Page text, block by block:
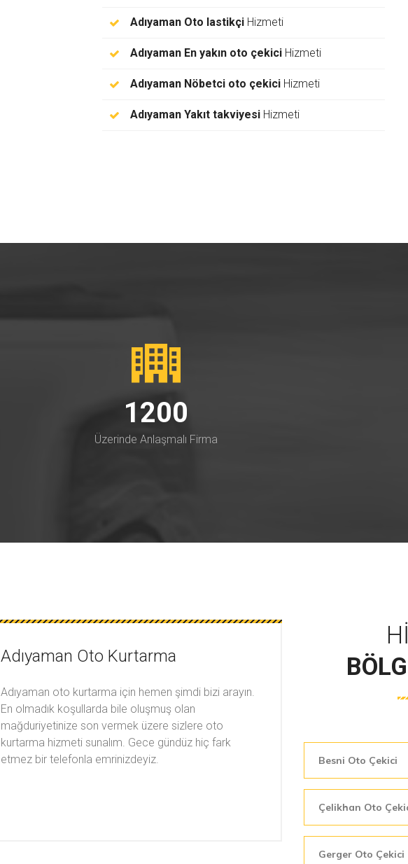
Adıyaman Oto lastikçi Hizmeti
Adıyaman En yakın oto çekici Hizmeti
Adıyaman Nöbetci oto çekici Hizmeti
Adıyaman Yakıt takviyesi Hizmeti
1200
Üzerinde Anlaşmalı Firma
Adıyaman Oto Kurtarma
Adıyaman oto kurtarma için hemen şimdi bizi arayın.
En olmadık koşullarda bile oluşmuş olan
mağduriyetinize son vermek üzere sizlere oto
kurtarma hizmeti sunalım. Gece gündüz hiç fark
etmez bir telefonla emrinizdeyiz.
Besni Oto Çekici
Çelikhan Oto
Gerger Oto Çekici